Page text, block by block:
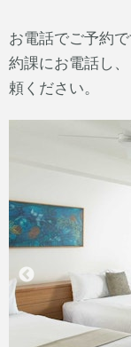
お電話でご予約
約課にお電話し
頼ください。